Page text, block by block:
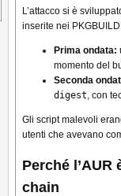
L’attacco si è
inserite nei
Prima ondata:
momento del
Seconda
digest, con
Gli script malevoli
utenti che avevano
Perché
chain